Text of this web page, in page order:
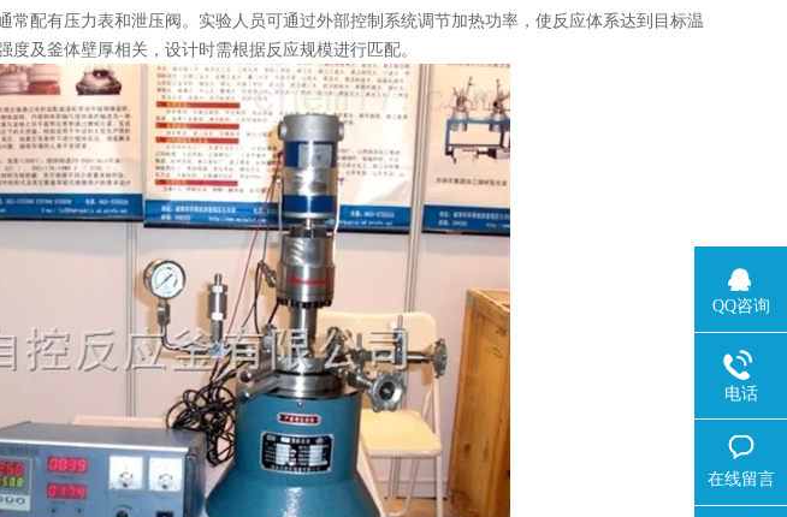
配有压力表和泄压阀。实验人员可通过外部控制系统调节加热功率，使反应体系达到目标温
及釜体壁厚相关，设计时需根据反应规模进行匹配。
QQ咨询
电话
在线留言